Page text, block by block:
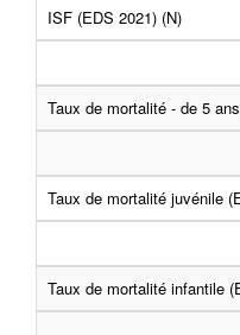
ISF (EDS 2021) (N)
Taux de mortalité - de 5
Taux de mortalité juvénile
Taux de mortalité infantile